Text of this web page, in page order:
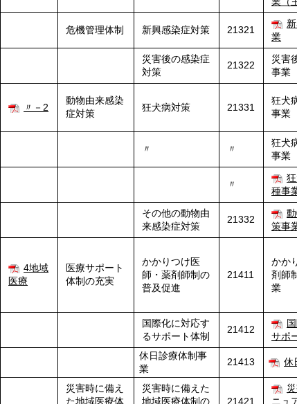
危機管理体制 新興感染症対策 21321
業
災害後の感染症
対策
21322
災害
事業
〃－2
動物由来感染
症対策
狂犬病対策 21331
狂犬
事業
〃 〃
狂犬
事業
〃
種事
その他の動物由
来感染症対策
21332
策事
4地域
医療
医療サポート
体制の充実
かかりつけ医
師・薬剤師制の
普及促進
21411
かか
剤師
業
国際化に対応す
るサポート体制
21412
サポ
休日診療体制事
業
21413 休
災害時に備え
た地域医療体
災害時に備えた
地域医療体制の
21421
ニュ